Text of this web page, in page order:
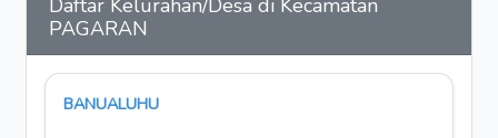
Daftar Kelurahan/Desa di Kecamatan
PAGARAN
BANUALUHU